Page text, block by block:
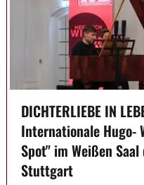
DICHTERLIEBE IN
Internationale Hugo-
Spot" im Weißen Saal
Stuttgart